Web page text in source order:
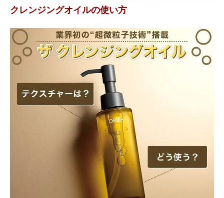
クレンジングオイルの使い方